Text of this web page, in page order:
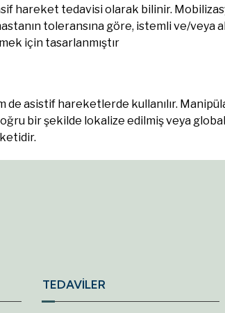
hareket tedavisi olarak bilinir.
toleransına göre, istemli ve/veya
için tasarlanmıştır
de asistif hareketlerde kullanılır.
bir şekilde lokalize edilmiş veya
TEDAVİLER